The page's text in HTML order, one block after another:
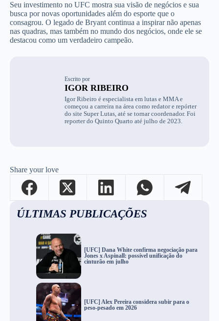
Seu investimento no UFC mostra sua visão de negócios e sua
busca por novas oportunidades além do esporte que o
consagrou. O legado de Bryant continua a inspirar não apenas
nas quadras, mas também no mundo dos negócios, onde ele se
destacou como um verdadeiro campeão.
Escrito por
IGOR RIBEIRO
Igor Ribeiro é especialista em lutas e MMA e
começou a carreira na área como redator e repórter
do site Super Lutas, até se tornar coordenador. Foi
reporter do Quinto Quarto até julho de 2023.
Share your love
ÚLTIMAS PUBLICAÇÕES
[UFC] Dana White confirma negociação para
Jones x Aspinall: possível unificação do
cinturão em julho
[UFC] Alex Pereira considera subir para o
peso-pesado em 2026